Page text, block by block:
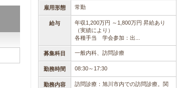
雇用形態 常勤
給与
年収1,200万円 ～1,800万円 昇給あり
（実績により）
各種手当 学会参加：出...
募集科目 一般内科、訪問診療
勤務時間 08:30～17:30
勤務内容
訪問診療：旭川市内での訪問診療。関